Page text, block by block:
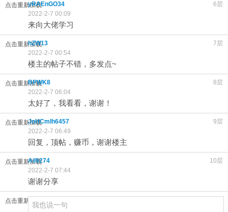
点击重新加载 6层
yRAEnGO34
2022-2-7 00:09
来向大佬学习
点击重新加载 7层
hZW13
2022-2-7 00:54
楼主的帖子不错，多发点~
点击重新加载 8层
BPWK8
2022-2-7 06:04
太好了，我看看，谢谢！
点击重新加载 9层
JoHCmIh6457
2022-2-7 06:49
回复，顶帖，赚币，谢谢楼主
点击重新加载 10层
Ail9274
2022-2-7 07:44
谢谢分享
点击重新加载